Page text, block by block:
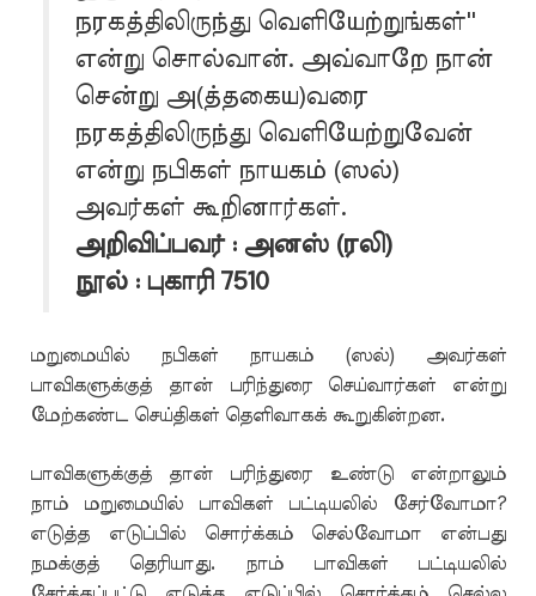
நரகத்திலிருந்து வெளியேற்றுங்கள்''
என்று சொல்வான். அவ்வாறே நான்
சென்று அ(த்தகைய)வரை
நரகத்திலிருந்து வெளியேற்றுவேன்
என்று நபிகள் நாயகம் (ஸல்)
அவர்கள் கூறினார்கள்.
அறிவிப்பவர் : அனஸ் (ரலி)
நூல் : புகாரி 7510
மறுமையில் நபிகள் நாயகம் (ஸல்) அவர்கள்
பாவிகளுக்குத் தான் பரிந்துரை செய்வார்கள் என்று
மேற்கண்ட செய்திகள் தெளிவாகக் கூறுகின்றன.
பாவிகளுக்குத் தான் பரிந்துரை உண்டு என்றாலும்
நாம் மறுமையில் பாவிகள் பட்டியலில் சேர்வோமா?
எடுத்த எடுப்பில் சொர்க்கம் செல்வோமா என்பது
நமக்குத் தெரியாது. நாம் பாவிகள் பட்டியலில்